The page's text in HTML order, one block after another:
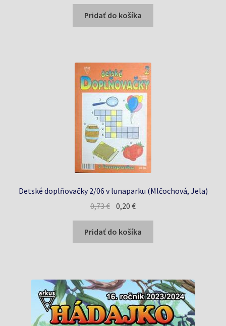
bola:
0,90 €.
je:
0,83 €.
Pridať do košíka
Detské doplňovačky 2/06 v lunaparku (Mlčochová, Jela)
0,73€ Pôvodná
cena
bola:
0,73 €.
0,20€Aktuálna
cena
je:
0,20 €.
Pridať do košíka